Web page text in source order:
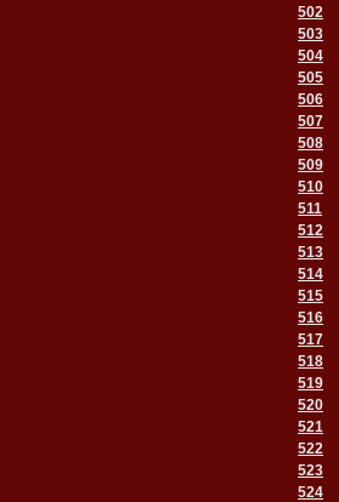
502
503
504
505
506
507
508
509
510
511
512
513
514
515
516
517
518
519
520
521
522
523
524